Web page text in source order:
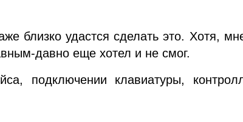
близко удастся сделать это. Хотя,
давно еще хотел и не смог.
подключении клавиатуры,